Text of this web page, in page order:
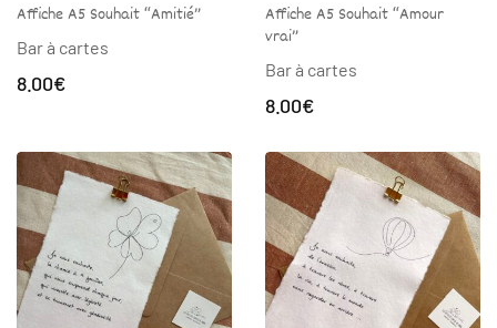
Affiche A5 Souhait “Amitié”
Bar à cartes
8.00€
Affiche A5 Souhait “Amour
vrai”
Bar à cartes
8.00€